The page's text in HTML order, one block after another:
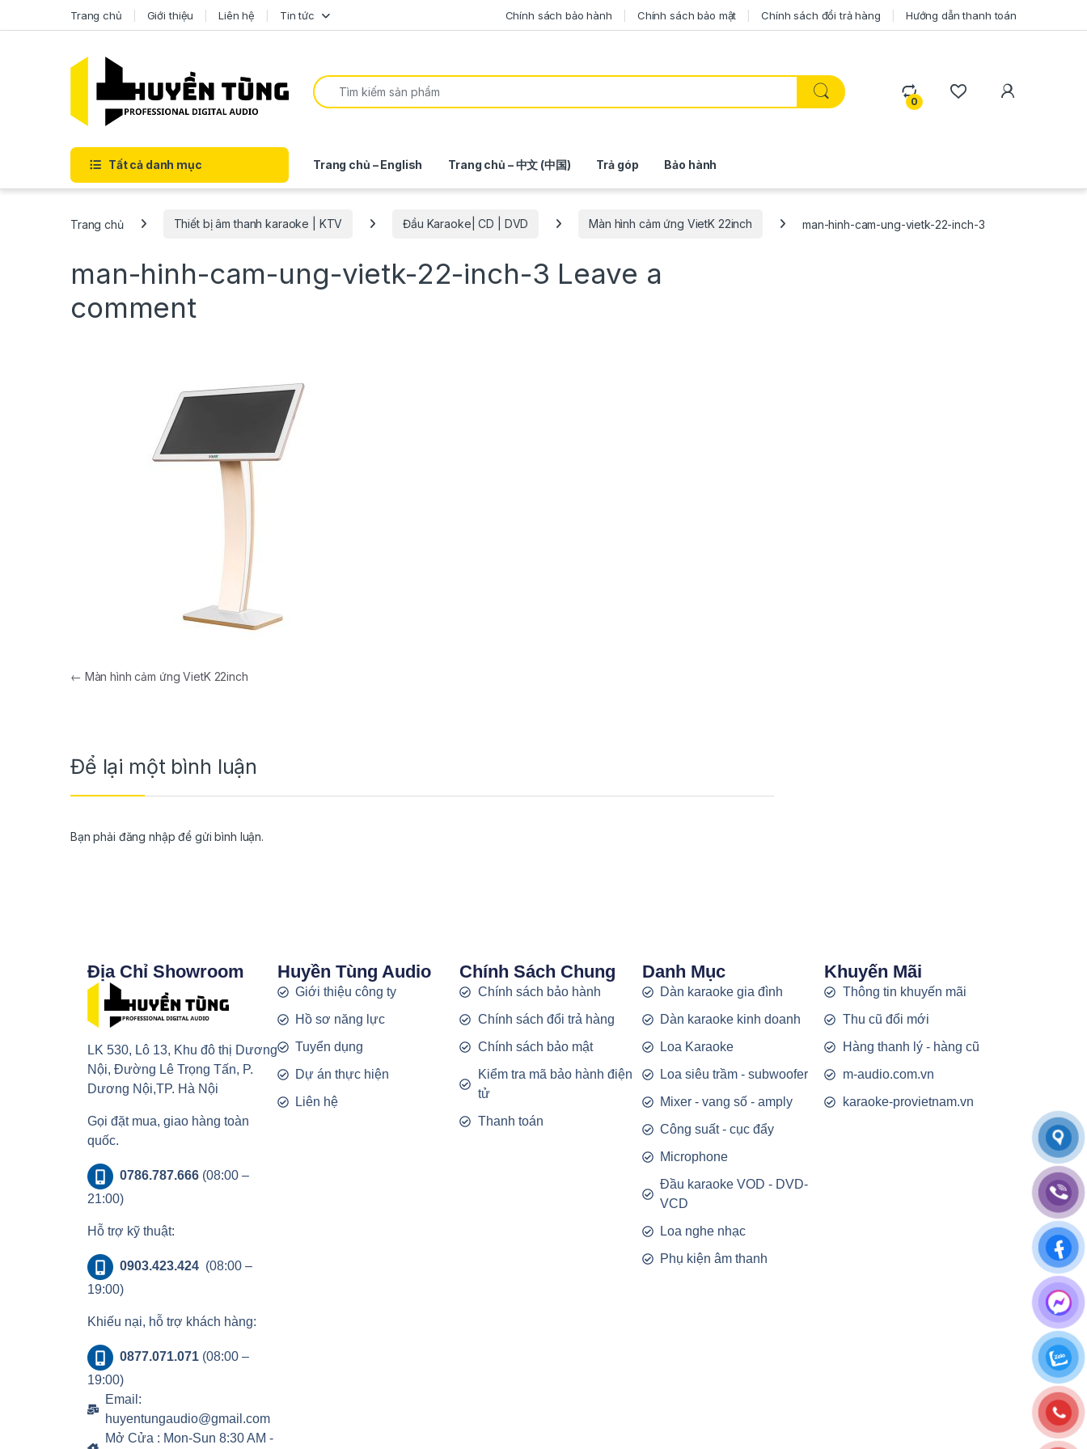
Trang chủ Giới thiệu Liên hệ Tin tức Chính sách bảo hành Chính sách bảo mật Chính sách đổi trả hàng Hướng dẫn thanh toán
0
Tất cả danh mục Trang chủ – English Trang chủ – 中文 (中国) Trả góp Bảo hành
Trang chủ Thiết bị âm thanh karaoke | KTV Đầu Karaoke| CD | DVD Màn hình cảm ứng VietK 22inch man-hinh-cam-ung-vietk-22-inch-3
man-hinh-cam-ung-vietk-22-inch-3 Leave a
comment
← Màn hình cảm ứng VietK 22inch
Để lại một bình luận
Bạn phải đăng nhập để gửi bình luận.
Địa Chỉ Showroom
LK 530, Lô 13, Khu đô thị Dương
Nội, Đường Lê Trọng Tấn, P.
Dương Nội,TP. Hà Nội
Gọi đặt mua, giao hàng toàn
quốc.
0786.787.666(08:00 –
21:00)
Hỗ trợ kỹ thuật:
0903.423.424 (08:00 –
19:00)
Khiếu nại, hỗ trợ khách hàng:
0877.071.071(08:00 –
19:00)
Email:
huyentungaudio@gmail.com
Mở Cửa : Mon-Sun 8:30 AM -
Huyền Tùng Audio
Giới thiệu công ty
Hồ sơ năng lực
Tuyển dụng
Dự án thực hiện
Liên hệ
Chính Sách Chung
Chính sách bảo hành
Chính sách đổi trả hàng
Chính sách bảo mật
Kiểm tra mã bảo hành điện
tử
Thanh toán
Danh Mục
Dàn karaoke gia đình
Dàn karaoke kinh doanh
Loa Karaoke
Loa siêu trầm - subwoofer
Mixer - vang số - amply
Công suất - cục đẩy
Microphone
Đầu karaoke VOD - DVD-
VCD
Loa nghe nhạc
Phụ kiện âm thanh
Khuyến Mãi
Thông tin khuyến mãi
Thu cũ đổi mới
Hàng thanh lý - hàng cũ
m-audio.com.vn
karaoke-provietnam.vn